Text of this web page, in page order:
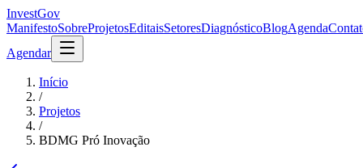
InvestGov
ManifestoSobreProjetosEditaisSetoresDiagnósticoBlogAgenda
Agendar
Início
/
Projetos
/
BDMG Pró Inovação